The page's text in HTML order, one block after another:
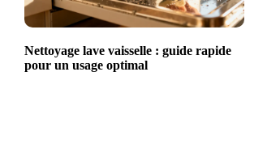
Nettoyage lave vaisselle : guide rapide
pour un usage optimal